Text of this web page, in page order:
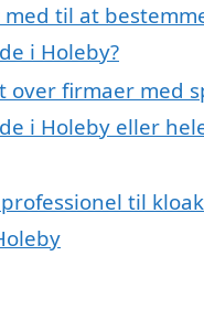
med til at
i Holeby?
over firmaer med
i Holeby eller
til